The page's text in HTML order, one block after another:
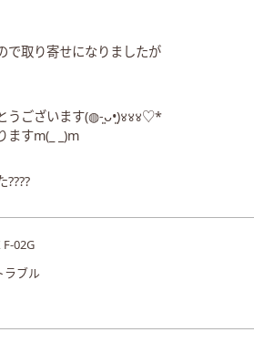
で取り寄せになりましたが
うございます(◍⁃͈ᴗ•͈)४४४♡*
ますm(_ _)m
F-02G
ラブル